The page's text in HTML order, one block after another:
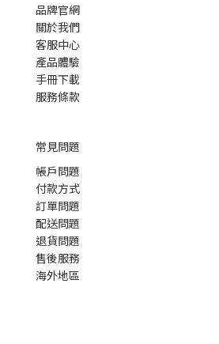
品牌官網
關於我們
客服中心
產品體驗
手冊下載
服務條款
常見問題
帳戶問題
付款方式
訂單問題
配送問題
退貨問題
售後服務
海外地區